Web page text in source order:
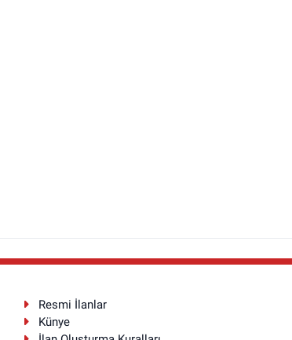
Resmi İlanlar
Künye